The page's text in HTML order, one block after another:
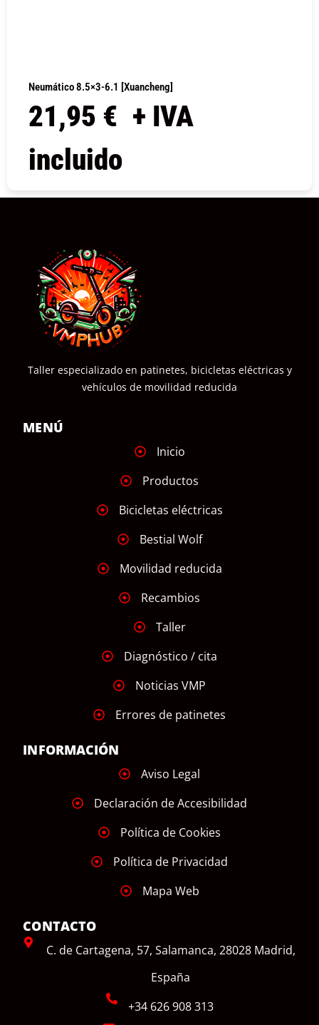
Neumático 8.5×3-6.1 [Xuancheng]
21,95 € + IVA
incluido
Taller especializado en patinetes, bicicletas eléctricas y
vehículos de movilidad reducida
MENÚ
Inicio
Productos
Bicicletas eléctricas
Bestial Wolf
Movilidad reducida
Recambios
Taller
Diagnóstico / cita
Noticias VMP
Errores de patinetes
INFORMACIÓN
Aviso Legal
Declaración de Accesibilidad
Política de Cookies
Política de Privacidad
Mapa Web
CONTACTO
C. de Cartagena, 57, Salamanca, 28028 Madrid,
España
+34 626 908 313